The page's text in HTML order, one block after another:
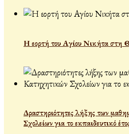
Η εορτή του Αγίου Νικήτα στη
Δραστηριότητες λήξης των
Σχολείων για το εκπαιδευτικό